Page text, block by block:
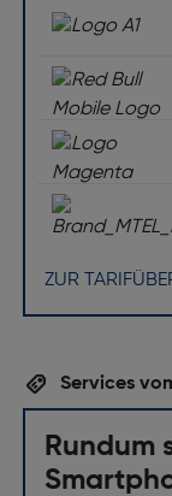
ZUR
Services
Rundum